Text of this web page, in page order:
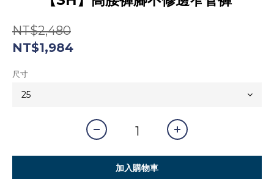
NT$2,480
NT$1,984
尺寸
加入購物車